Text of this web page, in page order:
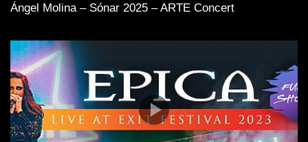
Ángel Molina – Sónar 2025 – ARTE Concert